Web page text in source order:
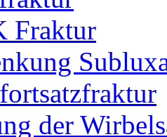
Fraktur
der